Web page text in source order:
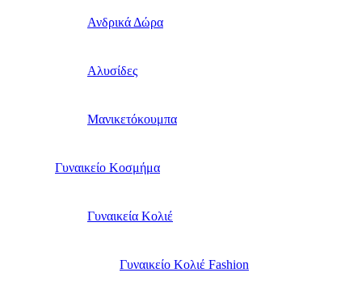
Ανδρικά Δώρα
Αλυσίδες
Μανικετόκουμπα
Γυναικείο Κοσμήμα
Γυναικεία Κολιέ
Γυναικείο Κολιέ Fashion